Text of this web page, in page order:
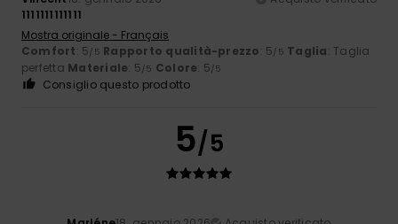
1111111111111
Mostra originale - Français
Comfort: 5/5 Rapporto qualità-prezzo: 5/5 Taglia: Taglia
perfetta Materiale: 5/5 Colore: 5/5
Consiglio questo prodotto
5/5